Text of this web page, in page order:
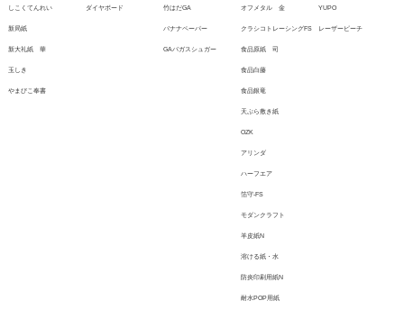
しこくてんれい
新局紙
新大礼紙 華
玉しき
やまびこ奉書
ダイヤボード 竹はだGA
バナナペーパー
GAバガスシュガー
オフメタル 金
クラシコトレーシングFS
食品原紙 司
食品白藤
食品銀竜
天ぷら敷き紙
OZK
アリンダ
ハーフエア
箔守-FS
モダンクラフト
羊皮紙N
溶ける紙・水
防炎印刷用紙N
耐水POP用紙
YUPO
レーザーピーチ